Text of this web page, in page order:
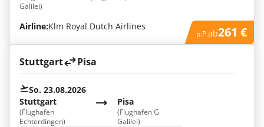
Galilei)
Airline:Klm Royal Dutch Airlines
p.P.ab261 €
Stuttgart Pisa
So. 23.08.2026
Stuttgart
(Flughafen
Echterdingen)
Pisa
(Flughafen G
Galilei)